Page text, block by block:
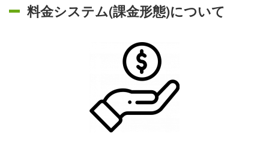
料金システム(課金形態)について